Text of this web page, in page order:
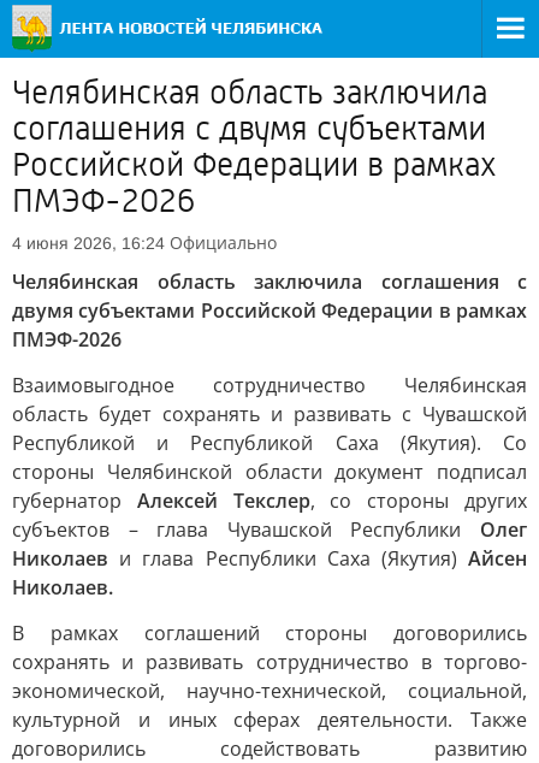
Челябинская область заключила
соглашения с двумя субъектами
Российской Федерации в рамках
ПМЭФ-2026
4 июня 2026, 16:24 Официально
Челябинская область заключила соглашения с
двумя субъектами Российской Федерации в рамках
ПМЭФ-2026
Взаимовыгодное сотрудничество Челябинская
область будет сохранять и развивать с Чувашской
Республикой и Республикой Саха (Якутия). Со
стороны Челябинской области документ подписал
губернатор Алексей Текслер, со стороны других
субъектов – глава Чувашской Республики Олег
Николаев и глава Республики Саха (Якутия) Айсен
Николаев.
В рамках соглашений стороны договорились
сохранять и развивать сотрудничество в торгово-
экономической, научно-технической, социальной,
культурной и иных сферах деятельности. Также
договорились содействовать развитию